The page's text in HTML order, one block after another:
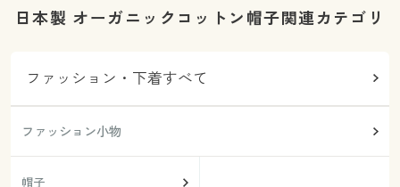
日本製 オーガニックコットン帽子関連カテゴリ
ファッション・下着すべて
ファッション小物
帽子